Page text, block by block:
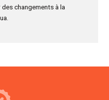
changements à la